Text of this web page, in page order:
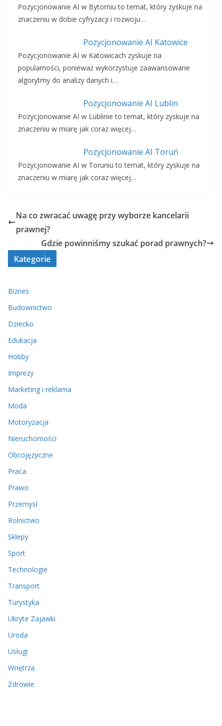
Pozycjonowanie AI w Bytomiu to temat, który zyskuje na
znaczeniu w dobie cyfryzacji i rozwoju…
Pozycjonowanie AI Katowice
Pozycjonowanie AI w Katowicach zyskuje na
popularności, ponieważ wykorzystuje zaawansowane
algorytmy do analizy danych i…
Pozycjonowanie AI Lublin
Pozycjonowanie AI w Lublinie to temat, który zyskuje na
znaczeniu w miarę jak coraz więcej…
Pozycjonowanie AI Toruń
Pozycjonowanie AI w Toruniu to temat, który zyskuje na
znaczeniu w miarę jak coraz więcej…
Na co zwracać uwagę przy wyborze kancelarii
prawnej?
Gdzie powinniśmy szukać porad prawnych?
Kategorie
Biznes
Budownictwo
Dziecko
Edukacja
Hobby
Imprezy
Marketing i reklama
Moda
Motoryzacja
Nieruchomości
Obcojęzyczne
Praca
Prawo
Przemysł
Rolnictwo
Sklepy
Sport
Technologie
Transport
Turystyka
Ukryte Zajawki
Uroda
Usługi
Wnętrza
Zdrowie